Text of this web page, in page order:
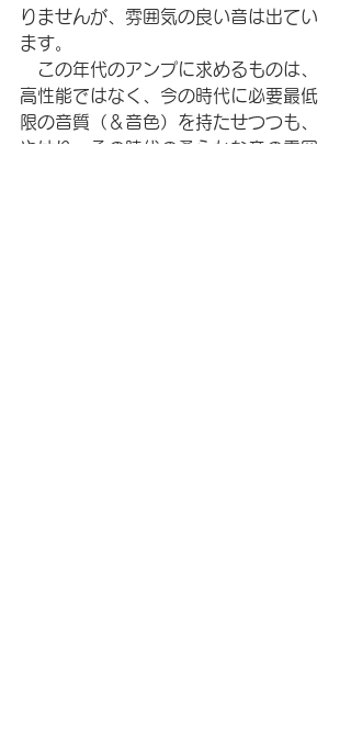
りませんが、雰囲気の良い音は出てい
ます。
この年代のアンプに求めるものは、
高性能ではなく、今の時代に必要最低
限の音質（＆音色）を持たせつつも、
やはり、その時代の柔らかな音の雰囲